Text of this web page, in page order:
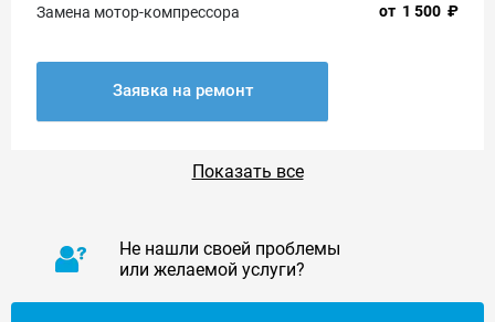
Замена мотор-компрессора от 1 500 ₽
Заявка на ремонт
Показать все
Не нашли своей проблемы
или желаемой услуги?